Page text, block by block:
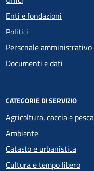
Enti e fondazioni
Politici
Personale amministrativo
Documenti e dati
CATEGORIE DI SERVIZIO
Agricoltura, caccia e pesca
Ambiente
Catasto e urbanistica
Cultura e tempo libero